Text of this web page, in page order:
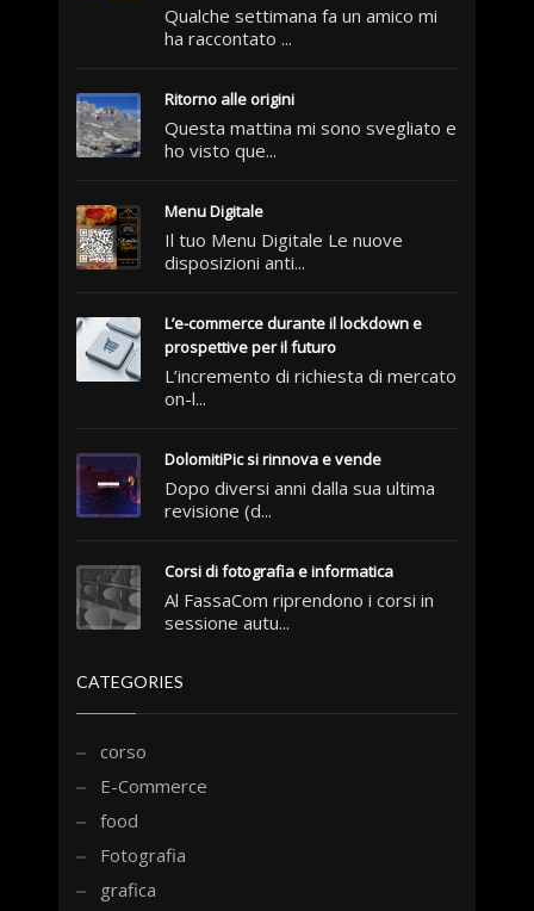
Qualche settimana fa un amico mi
ha raccontato ...
Ritorno alle origini
Questa mattina mi sono svegliato e
ho visto que...
Menu Digitale
Il tuo Menu Digitale Le nuove
disposizioni anti...
L’e-commerce durante il lockdown e
prospettive per il futuro
L’incremento di richiesta di mercato
on-l...
DolomitiPic si rinnova e vende
Dopo diversi anni dalla sua ultima
revisione (d...
Corsi di fotografia e informatica
Al FassaCom riprendono i corsi in
sessione autu...
CATEGORIES
corso
E-Commerce
food
Fotografia
grafica